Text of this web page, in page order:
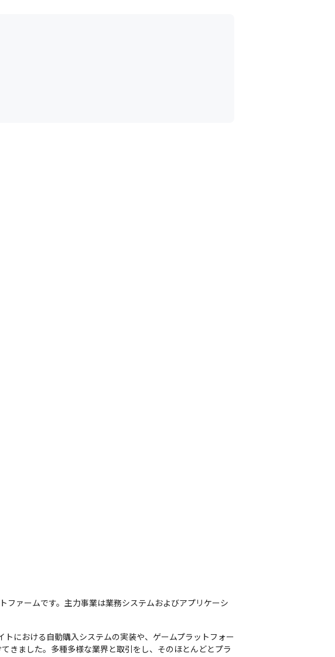
ファームです。主力事業は業務システムおよびアプリケーシ
における自動購入システムの実装や、ゲームプラットフォー
きました。多種多様な業界と取引をし、そのほとんどとプラ